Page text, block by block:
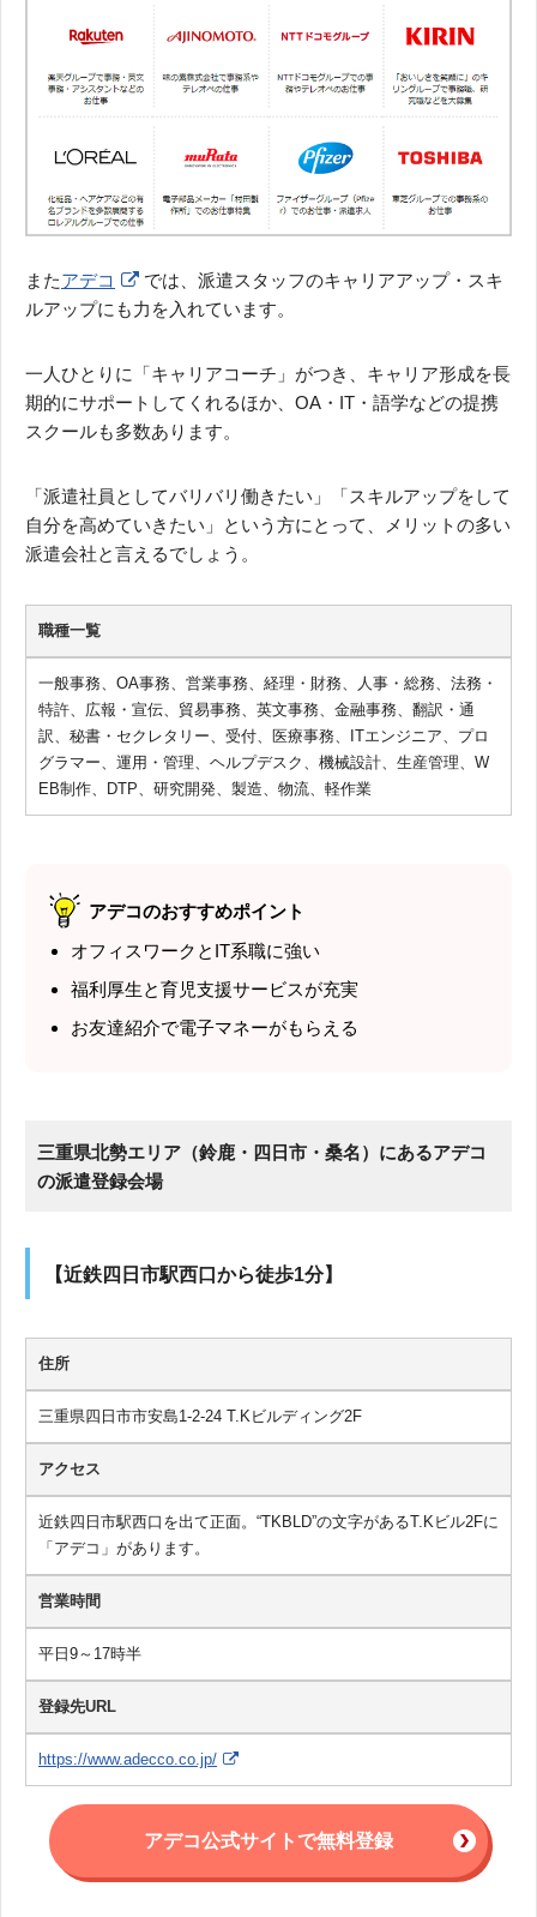
またアデコ
では、派遣スタッフのキャリアアップ・スキ
ルアップにも力を入れています。
一人ひとりに「キャリアコーチ」がつき、キャリア形成を長
期的にサポートしてくれるほか、OA・IT・語学などの提携
スクールも多数あります。
「派遣社員としてバリバリ働きたい」「スキルアップをして
自分を高めていきたい」という方にとって、メリットの多い
派遣会社と言えるでしょう。
職種一覧
一般事務、OA事務、営業事務、経理・財務、人事・総務、法務・
特許、広報・宣伝、貿易事務、英文事務、金融事務、翻訳・通
訳、秘書・セクレタリー、受付、医療事務、ITエンジニア、プロ
グラマー、運用・管理、ヘルプデスク、機械設計、生産管理、W
EB制作、DTP、研究開発、製造、物流、軽作業
アデコのおすすめポイント
オフィスワークとIT系職に強い
福利厚生と育児支援サービスが充実
お友達紹介で電子マネーがもらえる
三重県北勢エリア（鈴鹿・四日市・桑名）にあるアデコ
の派遣登録会場
【近鉄四日市駅西口から徒歩1分】
住所
三重県四日市市安島1-2-24 T.Kビルディング2F
アクセス
近鉄四日市駅西口を出て正面。“TKBLD”の文字があるT.Kビル2Fに
「アデコ」があります。
営業時間
平日9～17時半
登録先URL
https://www.adecco.co.jp/
アデコ公式サイトで無料登録